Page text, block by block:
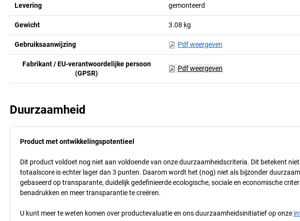
Levering gemonteerd
Gewicht 3.08 kg
Gebruiksaanwijzing Pdf weergeven
Fabrikant / EU-verantwoordelijke persoon
(GPSR)
Pdf weergeven
Duurzaamheid
Product met ontwikkelingspotentieel
Dit product voldoet nog niet aan voldoende van onze duurzaamheidscriteria. Dit betekent
totaalscore is echter lager dan 3 punten. Daarom wordt het (nog) niet als bijzonder
gebaseerd op transparante, duidelijk gedefinieerde ecologische, sociale en economische
benadrukken en meer transparantie te creëren.
U kunt meer te weten komen over productevaluatie en ons duurzaamheidsinitiatief op onze